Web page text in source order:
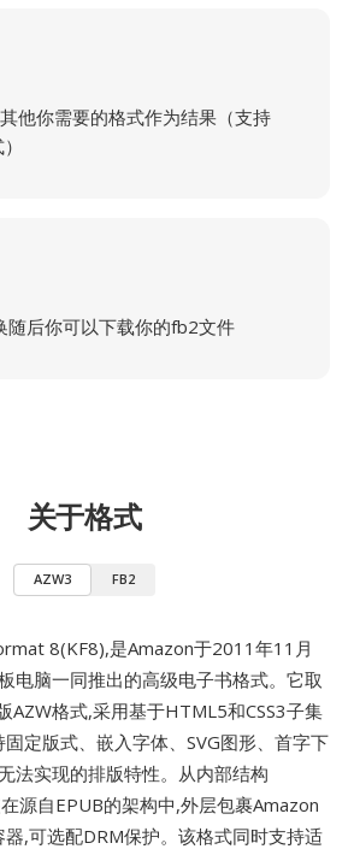
他你需要的格式作为结果（支持
随后你可以下载你的fb2文件
关于格式
AZW3 FB2
8(KF8),是Amazon于2011年11月
电脑一同推出的高级电子书格式。它取
AZW格式,采用基于HTML5和CSS3子集
定版式、嵌入字体、SVG图形、首字下
法实现的排版特性。从内部结构
源自EPUB的架构中,外层包裹Amazon
,可选配DRM保护。该格式同时支持适